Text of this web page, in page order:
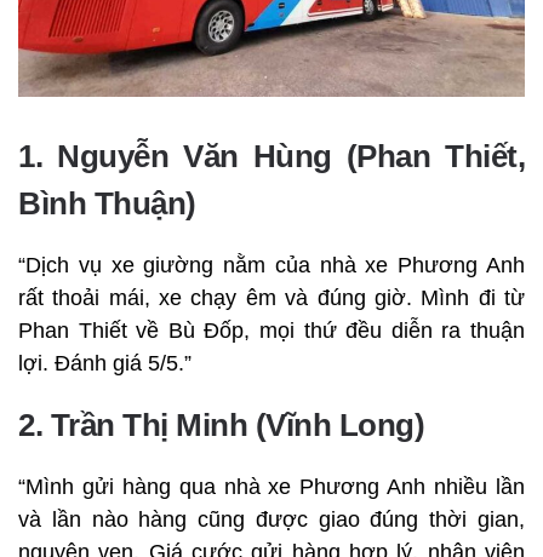
1. Nguyễn Văn Hùng (Phan Thiết,
Bình Thuận)
“Dịch vụ xe giường nằm của nhà xe Phương Anh
rất thoải mái, xe chạy êm và đúng giờ. Mình đi từ
Phan Thiết về Bù Đốp, mọi thứ đều diễn ra thuận
lợi. Đánh giá 5/5.”
2. Trần Thị Minh (Vĩnh Long)
“Mình gửi hàng qua nhà xe Phương Anh nhiều lần
và lần nào hàng cũng được giao đúng thời gian,
nguyên vẹn. Giá cước gửi hàng hợp lý, nhân viên